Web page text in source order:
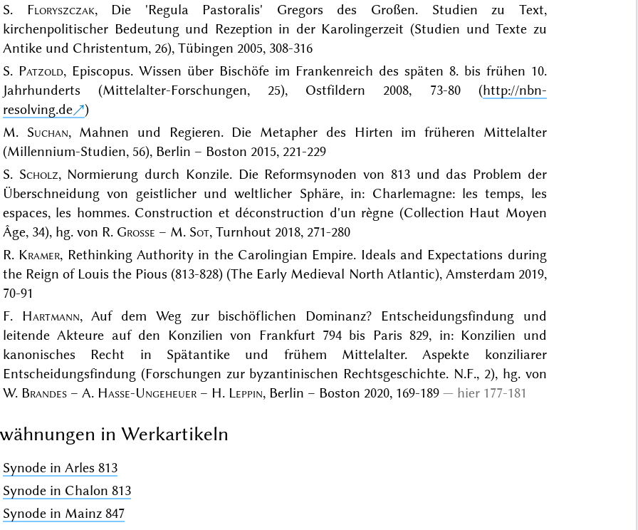
S.
Floryszczak, Die 'Regula Pastoralis' Gregors des Großen. Studien zu Text,
kirchenpolitischer Bedeutung und Rezeption in der Karolingerzeit (Studien und Texte zu
Antike und Christentum, 26), Tübingen 2005, 308-316
S. Patzold, Episcopus. Wissen über Bischöfe im Frankenreich des späten 8. bis frühen 10.
Jahrhunderts (Mittelalter-Forschungen, 25), Ostfildern 2008, 73-80 (http://nbn-
resolving.de
)
M. Suchan, Mahnen und Regieren. Die Metapher des Hirten im früheren Mittelalter
(Millennium-Studien, 56), Berlin – Boston 2015, 221-229
S. Scholz, Normierung durch Konzile. Die Reformsynoden von 813 und das Problem der
Überschneidung von geistlicher und weltlicher Sphäre, in: Charlemagne: les temps, les
espaces, les hommes. Construction et déconstruction d'un règne (Collection Haut Moyen
Âge, 34), hg. von R. Grosse – M. Sot, Turnhout 2018, 271-280
R. Kramer, Rethinking Authority in the Carolingian Empire. Ideals and Expectations during
the Reign of Louis the Pious (813-828) (The Early Medieval North Atlantic), Amsterdam 2019,
70-91
F. Hartmann, Auf dem Weg zur bischöflichen Dominanz? Entscheidungsfindung und
leitende Akteure auf den Konzilien von Frankfurt 794 bis Paris 829, in: Konzilien und
kanonisches Recht in Spätantike und frühem Mittelalter. Aspekte konziliarer
Entscheidungsfindung (Forschungen zur byzantinischen Rechtsgeschichte. N.F., 2), hg. von
W. Brandes– A. Hasse-Ungeheuer– H. Leppin, Berlin – Boston 2020, 169-189 hier 177-181
in Werkartikeln
Synode in Arles 813
Synode in Chalon 813
Synode in Mainz 847